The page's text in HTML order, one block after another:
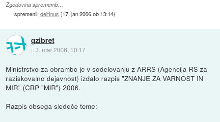
Zgodovina sprememb…
spremenil:delfinus (17. jan 2006 ob 13:14)
gzibret
::3. mar 2006, 10:17
Ministrstvo za obrambo je v sodelovanju z ARRS (Agencija RS za
raziskovalno dejavnost) izdalo razpis "ZNANJE ZA VARNOST IN
MIR" (CRP "MIR") 2006.
Razpis obsega sledeče teme: